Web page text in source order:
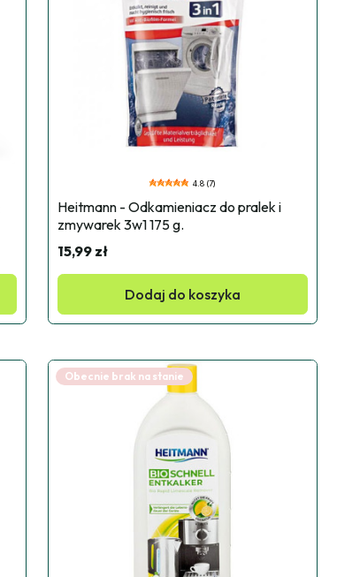
4.8 (7)
Heitmann - Odkamieniacz do pralek i
zmywarek 3w1 175 g.
15,99 zł
Dodaj do koszyka
Obecnie brak na stanie